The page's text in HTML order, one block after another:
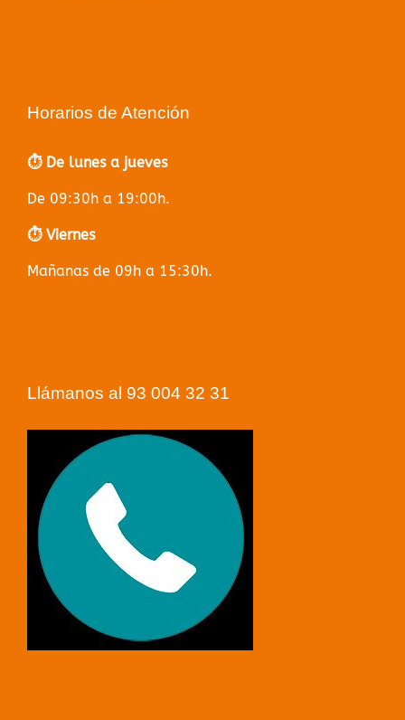
Horarios de Atención
⏱️ De lunes a jueves
De 09:30h a 19:00h.
⏱️ Viernes
Mañanas de 09h a 15:30h.
Llámanos al 93 004 32 31